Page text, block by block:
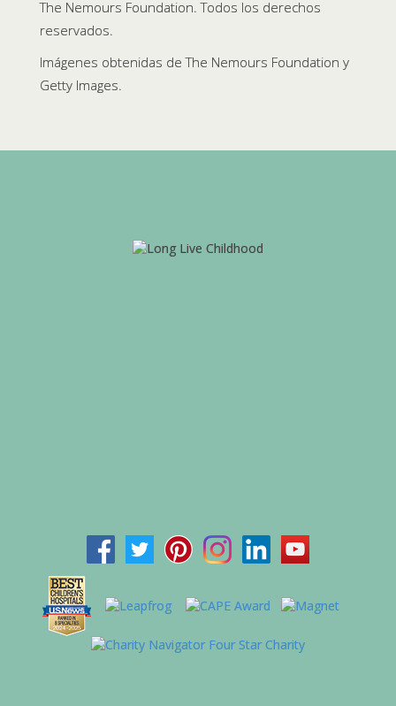
The Nemours Foundation. Todos los derechos
reservados.
Imágenes obtenidas de The Nemours Foundation y
Getty Images.